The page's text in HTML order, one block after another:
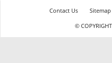
Contact Us Sitemap
©